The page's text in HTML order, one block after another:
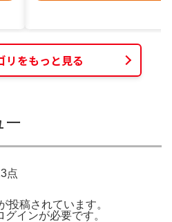
リをもっと見る
点
投稿されています。
グインが必要です。